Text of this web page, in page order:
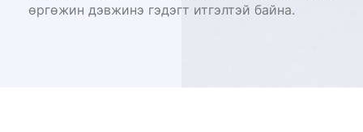
өргөжин дэвжинэ гэдэгт итгэлтэй байна.